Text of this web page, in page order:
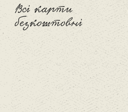
Всі карти
безкоштовні